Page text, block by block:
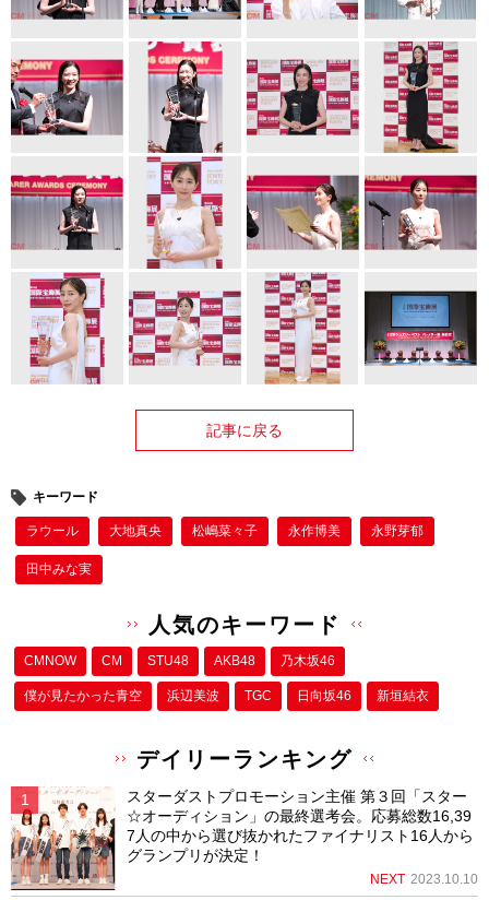
記事に戻る
キーワード
ラウール 大地真央 松嶋菜々子 永作博美 永野芽郁
田中みな実
人気のキーワード
CMNOW CM STU48 AKB48 乃木坂46
僕が⾒たかった⻘空 浜辺美波 TGC 日向坂46 新垣結衣
デイリーランキング
スターダストプロモーション主催 第３回「スター
☆オーディション」の最終選考会。応募総数16,39
7人の中から選び抜かれたファイナリスト16人から
グランプリが決定！
NEXT 2023.10.10